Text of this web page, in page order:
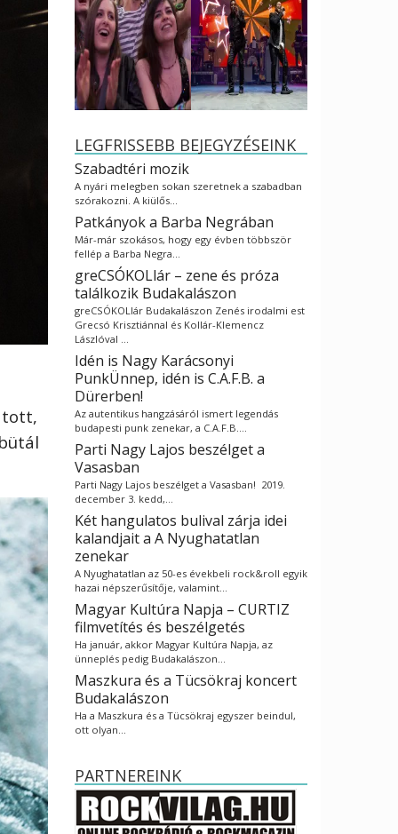
LEGFRISSEBB BEJEGYZÉSEINK
Szabadtéri mozik
A nyári melegben sokan szeretnek a szabadban
szórakozni. A kiülős…
Patkányok a Barba Negrában
Már-már szokásos, hogy egy évben többször
fellép a Barba Negra…
greCSÓKOLlár – zene és próza
találkozik Budakalászon
greCSÓKOLlár Budakalászon Zenés irodalmi est
Grecsó Krisztiánnal és Kollár-Klemencz
Lászlóval …
Idén is Nagy Karácsonyi
PunkÜnnep, idén is C.A.F.B. a
Dürerben!
Az autentikus hangzásáról ismert legendás
budapesti punk zenekar, a C.A.F.B.…
Parti Nagy Lajos beszélget a
Vasasban
Parti Nagy Lajos beszélget a Vasasban! 2019.
december 3. kedd,…
Két hangulatos bulival zárja idei
kalandjait a A Nyughatatlan
zenekar
A Nyughatatlan az 50-es évekbeli rock&roll egyik
hazai népszerűsítője, valamint…
Magyar Kultúra Napja – CURTIZ
filmvetítés és beszélgetés
Ha január, akkor Magyar Kultúra Napja, az
ünneplés pedig Budakalászon…
Maszkura és a Tücsökraj koncert
Budakalászon
Ha a Maszkura és a Tücsökraj egyszer beindul,
ott olyan…
PARTNEREINK